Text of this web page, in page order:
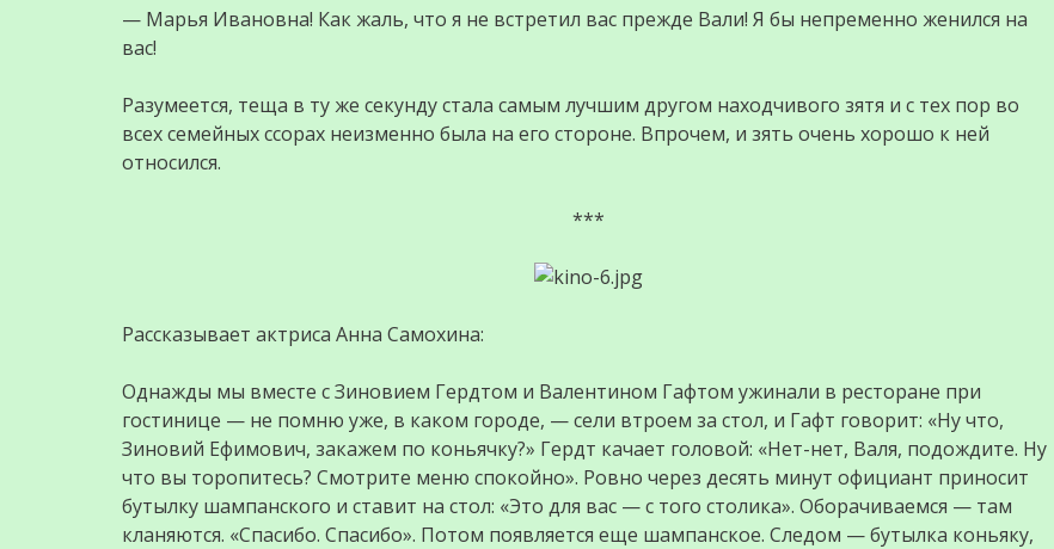
— Марья Ивановна! Как жаль, что я не встретил вас прежде Вали! Я бы непременно женился на
вас!
Разумеется, теща в ту же секунду стала самым лучшим другом находчивого зятя и с тех пор во
всех семейных ссорах неизменно была на его стороне. Впрочем, и зять очень хорошо к ней
относился.
***
Рассказывает актриса Анна Самохина:
Однажды мы вместе c Зиновием Гердтом и Валентином Гафтом ужинали в ресторане при
гостинице — не помню уже, в каком городе, — сели втроем за стол, и Гафт говорит: «Ну что,
Зиновий Ефимович, закажем по коньячку?» Гердт качает головой: «Нет-нет, Валя, подождите. Ну
что вы торопитесь? Смотрите меню спокойно». Ровно через десять минут официант приносит
бутылку шампанского и ставит на стол: «Это для вас — с того столика». Оборачиваемся — там
кланяются. «Спасибо. Спасибо». Потом появляется еще шампанское. Следом — бутылка коньяку,